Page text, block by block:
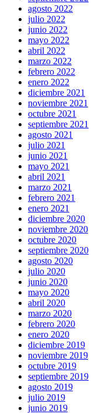
agosto 2022
julio 2022
junio 2022
mayo 2022
abril 2022
marzo 2022
febrero 2022
enero 2022
diciembre 2021
noviembre 2021
octubre 2021
septiembre 2021
agosto 2021
julio 2021
junio 2021
mayo 2021
abril 2021
marzo 2021
febrero 2021
enero 2021
diciembre 2020
noviembre 2020
octubre 2020
septiembre 2020
agosto 2020
julio 2020
junio 2020
mayo 2020
abril 2020
marzo 2020
febrero 2020
enero 2020
diciembre 2019
noviembre 2019
octubre 2019
septiembre 2019
agosto 2019
julio 2019
junio 2019